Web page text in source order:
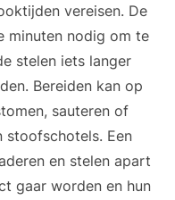
vereisen. De
minuten nodig om te
stelen iets langer
Bereiden kan op
sauteren of
stoofschotels. Een
en stelen apart
gaar worden en hun